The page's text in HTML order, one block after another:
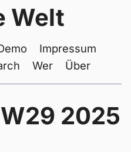
Welt
Impressum
Wer Über
2025